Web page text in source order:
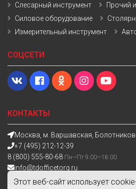
Этот веб-сайт использует
КОНТАКТЫ
Москва, м. Варшавская,
+7 (495) 212-12-39
8 (800) 555-80-68 Пн—Пт 9:00—18:00
info@tdofficetorg.ru
Мы получаем и обрабатываем персональные данные
Слесарный инструмент
Прочий
Силовое оборудование
Измерительный инструмент
СОЦСЕТИ